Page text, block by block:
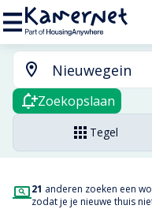
Zoekopslaan
Tegel
21 anderen zoeken een
zodat je je nieuwe thuis